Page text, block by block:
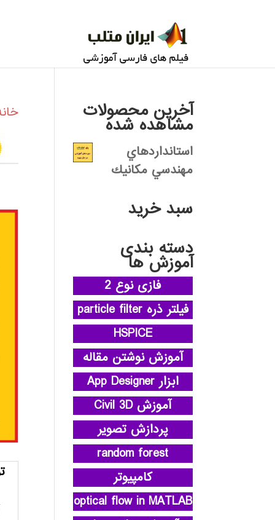
آخرین محصولات
مشاهده شده
استانداردهاي
مهندسي مكانيك
سبد خرید
دسته بندی
آموزش ها
فازی نوع 2
فیلتر ذره particle filter
HSPICE
آموزش نوشتن مقاله
ابزار App Designer
آموزش Civil 3D
پردازش تصویر
random forest
کامپیوتر
optical flow in MATLAB